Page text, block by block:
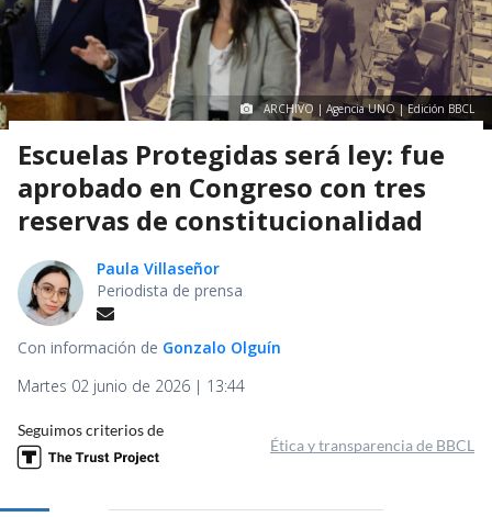
ARCHIVO | Agencia UNO | Edición BBCL
Escuelas Protegidas será ley: fue
aprobado en Congreso con tres
reservas de constitucionalidad
Paula Villaseñor
Periodista de prensa
Con información de Gonzalo Olguín
Martes 02 junio de 2026 | 13:44
Seguimos criterios de
Ética y transparencia de BBCL